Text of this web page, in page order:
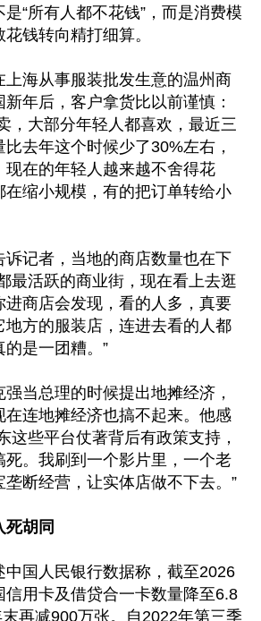
“所有人都不花钱”，而是消费模
钱转向精打细算。
上海从事服装批发生意的温州商
年后，客户拿货比以前谨慎：
，大部分年轻人都喜欢，最近三
去年这个时候少了30%左右，
现在的年轻人越来越不舍得花
在缩小规模，有的把订单转给小
诉记者，当地的商店数量也在下
最活跃的商业街，现在看上去逛
进商店会发现，看的人多，真要
地方的服装店，连进去看的人都
是一团糟。”
当总理的时候提出地摊经济，
在连地摊经济也搞不起来。他感
这些平台仗著背后有政策支持，
死。我刷到一个影片里，一个老
断经营，让实体店做不下去。”
死胡同
中国人民银行数据称，截至2026
信用卡及借贷合一卡数量降至6.8
再减900万张。自2022年第三季